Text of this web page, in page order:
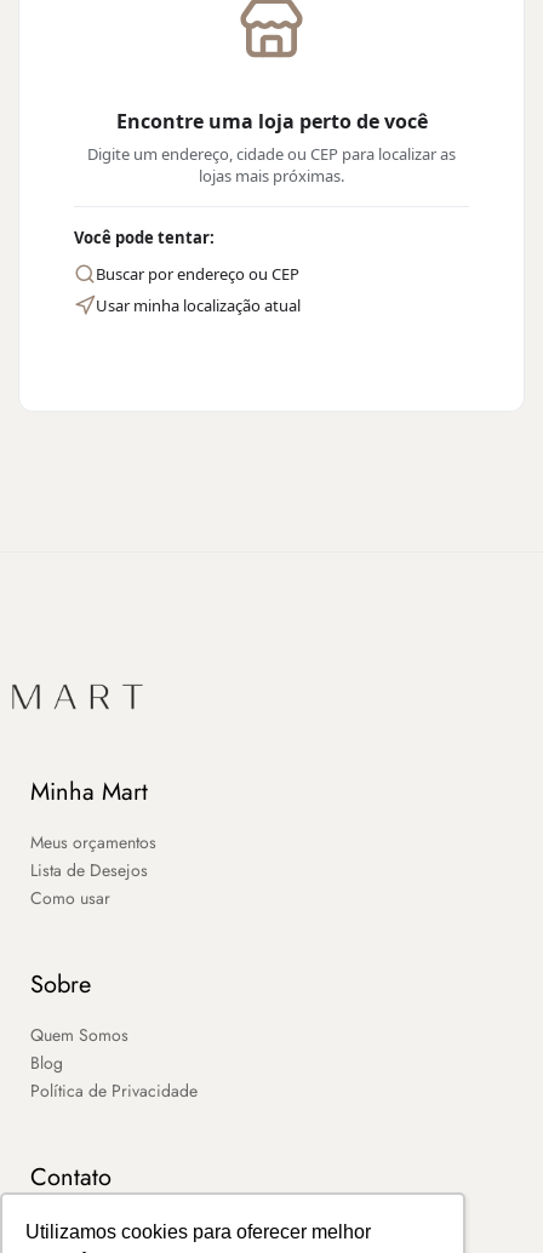
Utilizamos cookies para oferecer melhor
Encontre uma loja perto de você
Digite um endereço, cidade ou CEP para localizar as
lojas mais próximas.
Você pode tentar:
Buscar por endereço ou CEP
Usar minha localização atual
Minha Mart
Meus orçamentos
Lista de Desejos
Como usar
Sobre
Quem Somos
Blog
Política de Privacidade
Contato
SAC